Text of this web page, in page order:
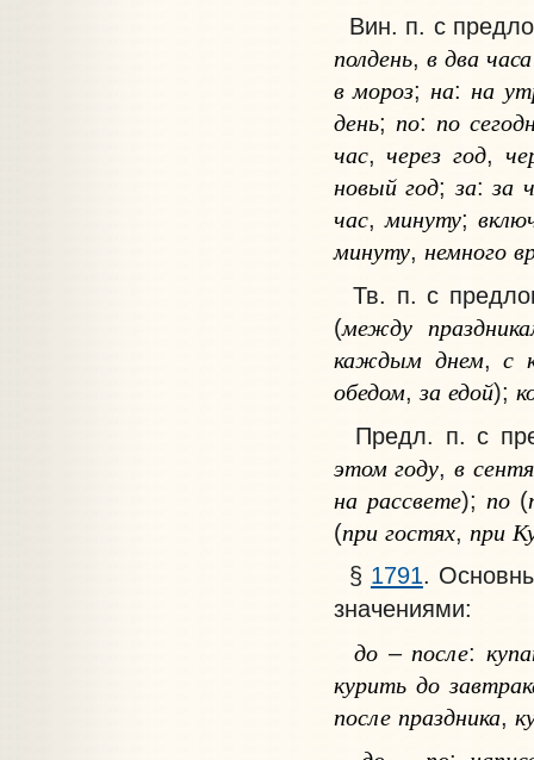
Вин. п. с
полдень, в два часа
в мороз; на: на
день; по: по
час,через год,
новый год;за:за
час,минуту;
минуту, немного
Тв. п. с
(между
каждым днем,с
обедом,за едой);
Предл. п. с
этом году ,в
на рассвете); по (
(при гостях, при
§ 1791.
значениями:
до– после:
курить до
после праздника,